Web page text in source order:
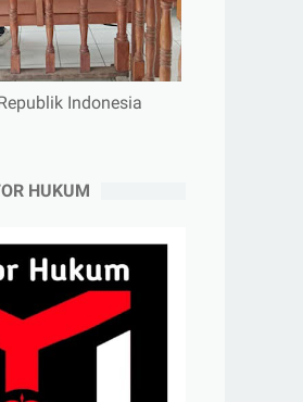
Indonesia
HUKUM